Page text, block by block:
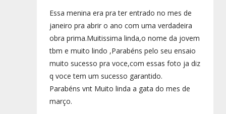
Essa menina era pra ter entrado no mes de
janeiro pra abrir o ano com uma verdadeira
obra prima.Muitissima linda,o nome da jovem
tbm e muito lindo ,Parabéns pelo seu ensaio
muito sucesso pra voce,com essas foto ja diz
q voce tem um sucesso garantido.
Parabéns vnt Muito linda a gata do mes de
março.